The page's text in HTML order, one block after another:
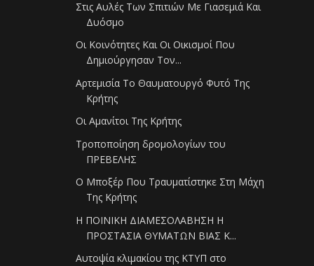
Στις Αυλές Των Σπιτιών Με Γιασεμιά Και
Δυόσμο
Οι Κοινότητες Και Οι Οικισμοί Που
Δημιούργησαν Τον...
Αρτεμισία Το Θαυματουργό Φυτό Της
Κρήτης
Οι Αμανίτοι Της Κρήτης
Τροποποίηση δρομολογίων του
ΠΡΕΒΕΛΗΣ
Ο Μποξέρ Που Τραυματίστηκε Στη Μάχη
Της Κρήτης
Η ΠΟΙΝΙΚΗ ΔΙΑΜΕΣΟΛΑΒΗΣΗ Η
ΠΡΟΣΤΑΣΙΑ ΘΥΜΑΤΩΝ ΒΙΑΣ Κ...
Αυτοψία κλιμακίου της ΚΤΥΠ στο